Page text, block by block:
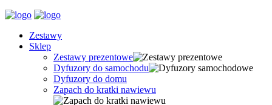
Zestawy
Sklep
Zestawy prezentowe
Dyfuzory do samochodu
Dyfuzory do domu
Zapach do kratki nawiewu